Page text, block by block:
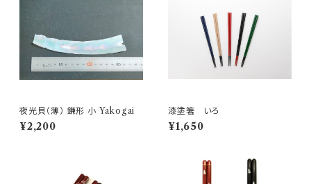
夜光貝（薄） 鎌形 小 Yakogai
¥2,200
漆塗箸 いろ
¥1,650